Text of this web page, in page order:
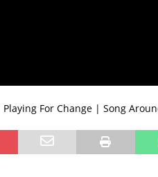
For Change | Song